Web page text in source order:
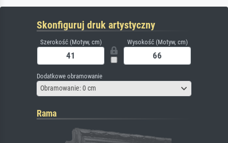
Skonfiguruj druk artystyczny
Szerokość (Motyw, cm) Wysokość (Motyw, cm)
Dodatkowe obramowanie
Obramowanie: 0 cm
Rama